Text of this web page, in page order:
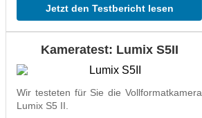
Jetzt den Testbericht lesen
Kameratest: Lumix S5II
Wir testeten für Sie die Vollformatkamera
Lumix S5 II.